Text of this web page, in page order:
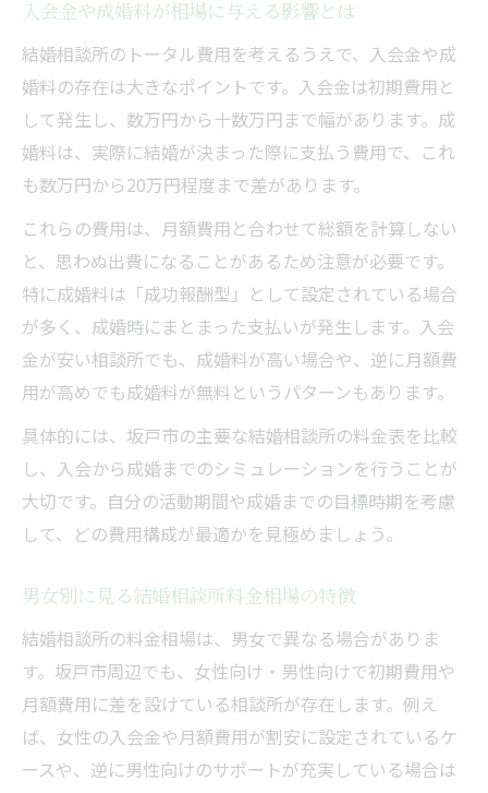
結婚相談所料金相場から考える予算配分の
工夫
料金相場を基準に無理のない予算計画を立
てる
自分に最適な結婚相談所料金相場活用法
料金相場を知って賢くプランを選ぶポイン
ト
結婚相談所料金相場で予算を最適化する秘
訣
結婚相談所My.Soulmate
入会金や成婚料が相場に与える影響とは
結婚相談所のトータル費用を考えるうえで、入会金や成
婚料の存在は大きなポイントです。入会金は初期費用と
して発生し、数万円から十数万円まで幅があります。成
婚料は、実際に結婚が決まった際に支払う費用で、これ
も数万円から20万円程度まで差があります。
これらの費用は、月額費用と合わせて総額を計算しない
と、思わぬ出費になることがあるため注意が必要です。
特に成婚料は「成功報酬型」として設定されている場合
が多く、成婚時にまとまった支払いが発生します。入会
金が安い相談所でも、成婚料が高い場合や、逆に月額費
用が高めでも成婚料が無料というパターンもあります。
具体的には、坂戸市の主要な結婚相談所の料金表を比較
し、入会から成婚までのシミュレーションを行うことが
大切です。自分の活動期間や成婚までの目標時期を考慮
して、どの費用構成が最適かを見極めましょう。
男女別に見る結婚相談所料金相場の特徴
結婚相談所の料金相場は、男女で異なる場合がありま
す。坂戸市周辺でも、女性向け・男性向けで初期費用や
月額費用に差を設けている相談所が存在します。例え
ば、女性の入会金や月額費用が割安に設定されているケ
ースや、逆に男性向けのサポートが充実している場合は